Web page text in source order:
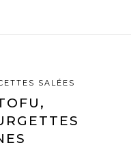
SALÉES